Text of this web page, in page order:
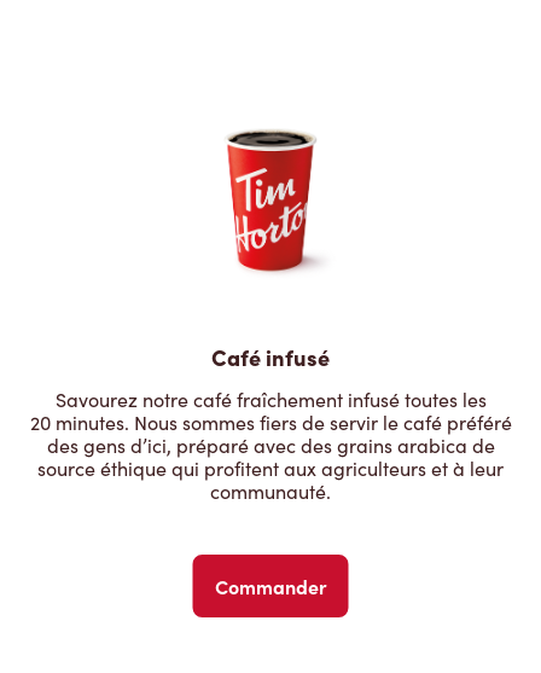
Café infusé
Savourez notre café fraîchement infusé toutes les
20 minutes. Nous sommes fiers de servir le café préféré
des gens d’ici, préparé avec des grains arabica de
source éthique qui profitent aux agriculteurs et à leur
communauté.
Commander